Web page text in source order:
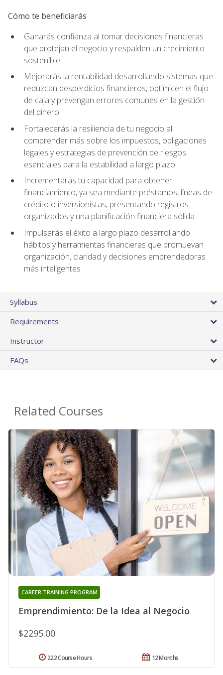
Cómo te beneficiarás
Ganarás confianza al tomar decisiones financieras
que protejan el negocio y respalden un crecimiento
sostenible
Mejorarás la rentabilidad desarrollando sistemas que
reduzcan desperdicios financieros, optimicen el flujo
de caja y prevengan errores comunes en la gestión
del dinero
Fortalecerás la resiliencia de tu negocio al
comprender más sobre los impuestos, obligaciones
legales y estrategias de prevención de riesgos
esenciales para la estabilidad a largo plazo
Incrementarás tu capacidad para obtener
financiamiento, ya sea mediante préstamos, líneas de
crédito o inversionistas, presentando registros
organizados y una planificación financiera sólida
Impulsarás el éxito a largo plazo desarrollando
hábitos y herramientas financieras que promuevan
organización, claridad y decisiones emprendedoras
más inteligentes
Syllabus
Requirements
Instructor
FAQs
Related Courses
Emprendimiento: De la Idea al Negocio
CAREER TRAINING PROGRAM
$2295.00
12 Months
222 Course Hours